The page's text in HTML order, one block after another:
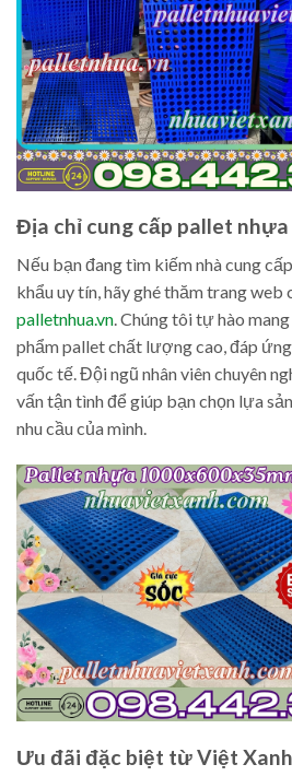
Địa chỉ cung cấp pallet
Nếu bạn đang tìm kiếm nhà cung
khẩu uy tín, hãy ghé thăm trang
palletnhua.vn. Chúng tôi tự hào
phẩm pallet chất lượng cao, đáp
quốc tế. Đội ngũ nhân viên chuyên
vấn tận tình để giúp bạn chọn lựa
nhu cầu của mình.
Ưu đãi đặc biệt từ Việt